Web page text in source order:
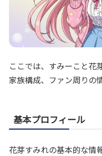
ここでは、すみーこと花
家族構成、ファン周りの
基本プロフィール
花芽すみれの基本的な情